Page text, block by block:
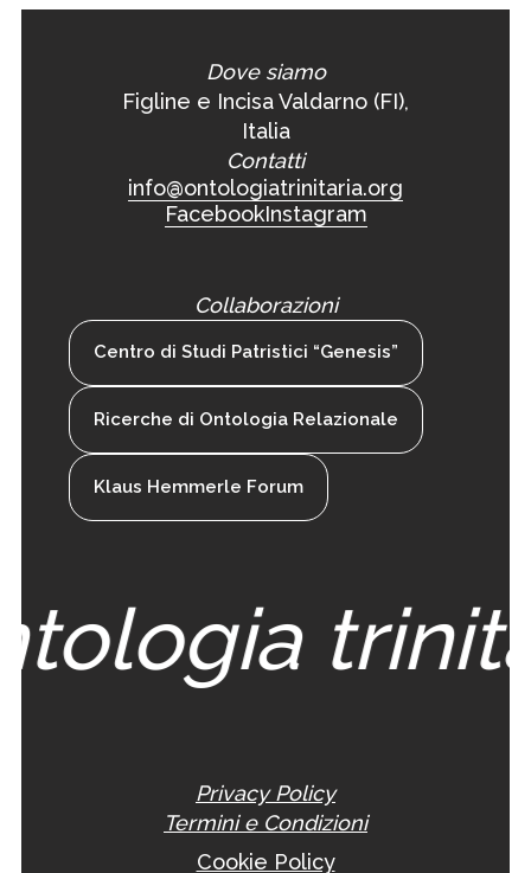
Dove siamo
Figline e Incisa Valdarno (FI),
Italia
Contatti
info@ontologiatrinitaria.org
FacebookInstagram
Collaborazioni
Centro di Studi Patristici “Genesis”
Ricerche di Ontologia Relazionale
Klaus Hemmerle Forum
Privacy Policy
Termini e Condizioni
Cookie Policy